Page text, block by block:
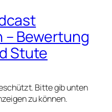
Bewertung
Stute
Bitte gib unten
zu können.